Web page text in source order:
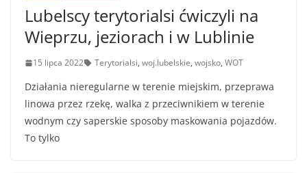
Lubelscy terytorialsi ćwiczyli na
Wieprzu, jeziorach i w Lublinie
15 lipca 2022 Terytorialsi, woj.lubelskie, wojsko, WOT
Działania nieregularne w terenie miejskim, przeprawa
linowa przez rzekę, walka z przeciwnikiem w terenie
wodnym czy saperskie sposoby maskowania pojazdów.
To tylko